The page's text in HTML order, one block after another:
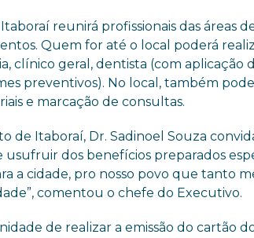
reunirá profissionais das áreas
Quem for até o local poderá
clínico geral, dentista (com aplicação
preventivos). No local, também
e marcação de consultas.
de Itaboraí, Dr. Sadinoel Souza
usufruir dos benefícios preparados
a cidade, pro nosso povo que tanto
comentou o chefe do Executivo.
de realizar a emissão do cartão